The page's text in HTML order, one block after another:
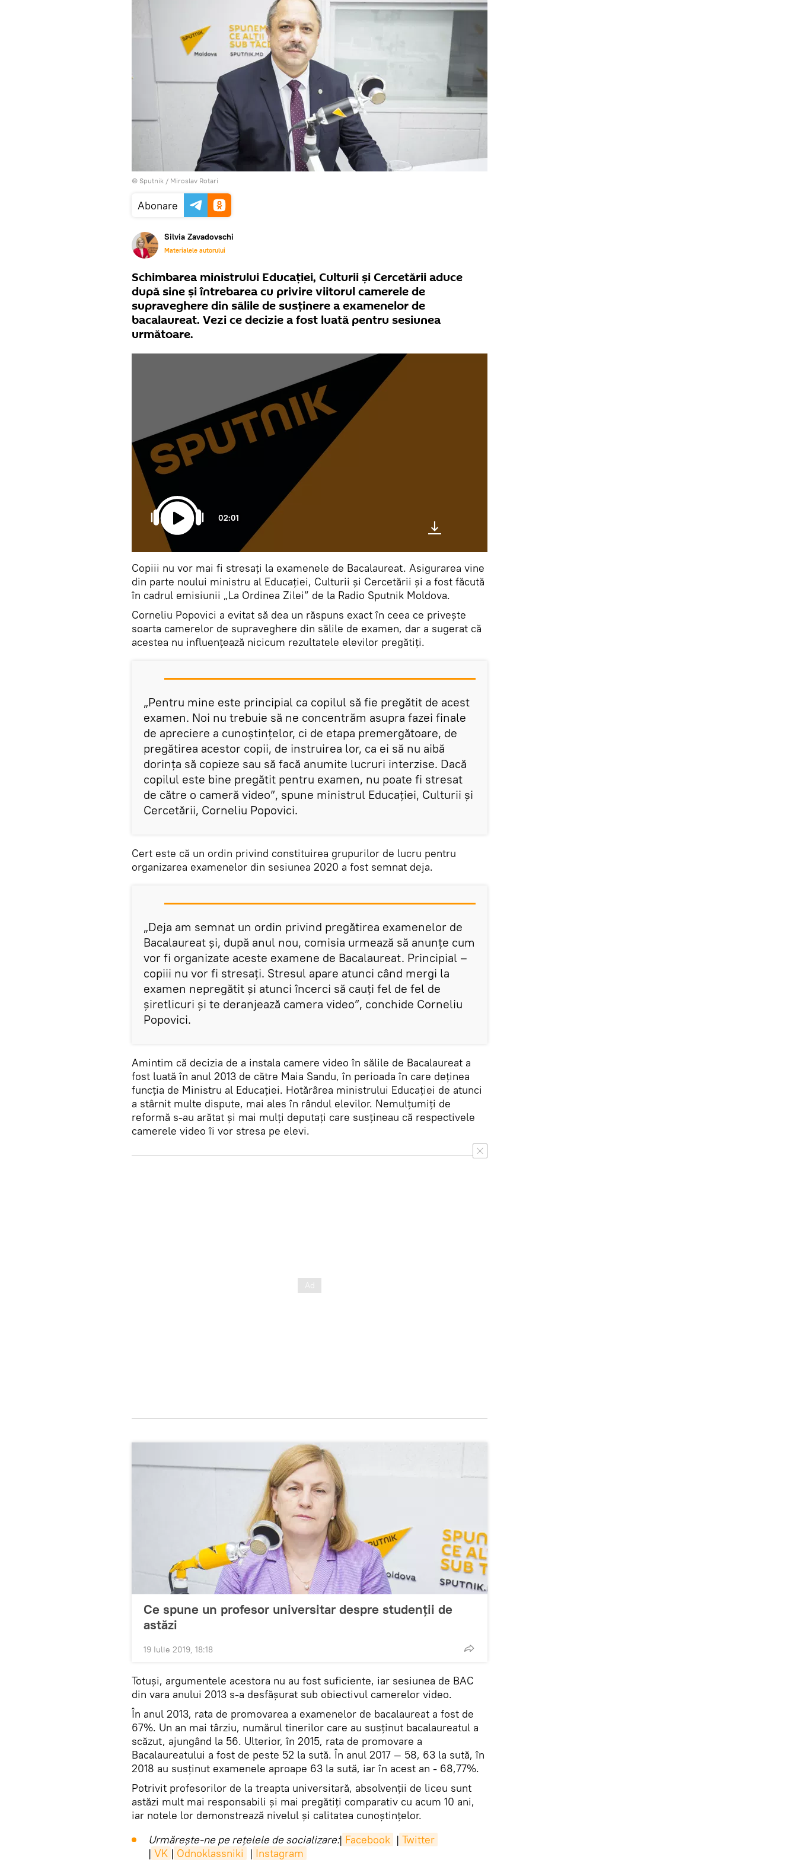
© Sputnik / Miroslav Rotari
Abonare
Silvia Zavadovschi
Materialele autorului
Schimbarea ministrului Educației, Culturii și Cercetării aduce
după sine și întrebarea cu privire viitorul camerele de
supraveghere din sălile de susținere a examenelor de
bacalaureat. Vezi ce decizie a fost luată pentru sesiunea
următoare.
02:01
Copiii nu vor mai fi stresați la examenele de Bacalaureat. Asigurarea vine
din parte noului ministru al Educației, Culturii și Cercetării și a fost făcută
în cadrul emisiunii „La Ordinea Zilei” de la Radio Sputnik Moldova.
Corneliu Popovici a evitat să dea un răspuns exact în ceea ce privește
soarta camerelor de supraveghere din sălile de examen, dar a sugerat că
acestea nu influențează nicicum rezultatele elevilor pregătiți.
„Pentru mine este principial ca copilul să fie pregătit de acest
examen. Noi nu trebuie să ne concentrăm asupra fazei finale
de apreciere a cunoștințelor, ci de etapa premergătoare, de
pregătirea acestor copii, de instruirea lor, ca ei să nu aibă
dorința să copieze sau să facă anumite lucruri interzise. Dacă
copilul este bine pregătit pentru examen, nu poate fi stresat
de către o cameră video”, spune ministrul Educației, Culturii și
Cercetării, Corneliu Popovici.
Cert este că un ordin privind constituirea grupurilor de lucru pentru
organizarea examenelor din sesiunea 2020 a fost semnat deja.
„Deja am semnat un ordin privind pregătirea examenelor de
Bacalaureat și, după anul nou, comisia urmează să anunțe cum
vor fi organizate aceste examene de Bacalaureat. Principial –
copiii nu vor fi stresați. Stresul apare atunci când mergi la
examen nepregătit și atunci încerci să cauți fel de fel de
șiretlicuri și te deranjează camera video”, conchide Corneliu
Popovici.
Amintim că decizia de a instala camere video în sălile de Bacalaureat a
fost luată în anul 2013 de către Maia Sandu, în perioada în care deținea
funcția de Ministru al Educației. Hotărârea ministrului Educației de atunci
a stârnit multe dispute, mai ales în rândul elevilor. Nemulțumiți de
reformă s-au arătat și mai mulți deputați care susțineau că respectivele
camerele video îi vor stresa pe elevi.
Ce spune un profesor universitar despre studenții de
astăzi
19 Iulie 2019, 18:18
Totuși, argumentele acestora nu au fost suficiente, iar sesiunea de BAC
din vara anului 2013 s-a desfășurat sub obiectivul camerelor video.
În anul 2013, rata de promovarea a examenelor de bacalaureat a fost de
67%. Un an mai târziu, numărul tinerilor care au susținut bacalaureatul a
scăzut, ajungând la 56. Ulterior, în 2015, rata de promovare a
Bacalaureatului a fost de peste 52 la sută. În anul 2017 — 58, 63 la sută, în
2018 au susținut examenele aproape 63 la sută, iar în acest an - 68,77%.
Potrivit profesorilor de la treapta universitară, absolvenții de liceu sunt
astăzi mult mai responsabili și mai pregătiți comparativ cu acum 10 ani,
iar notele lor demonstrează nivelul și calitatea cunoștințelor.
Urmărește-ne pe rețelele de socializare:| Facebook | Twitter
| VK | Odnoklassniki | Instagram